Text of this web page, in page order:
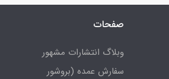
صفحات
وبلاگ انتشارات مشهور
سفارش عمده (بروشور